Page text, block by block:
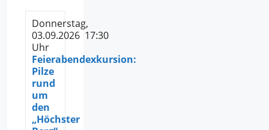
Donnerstag,
03.09.2026 17:30
Uhr
Feierabendexkursion:
Pilze
rund
um
den
„Höchster